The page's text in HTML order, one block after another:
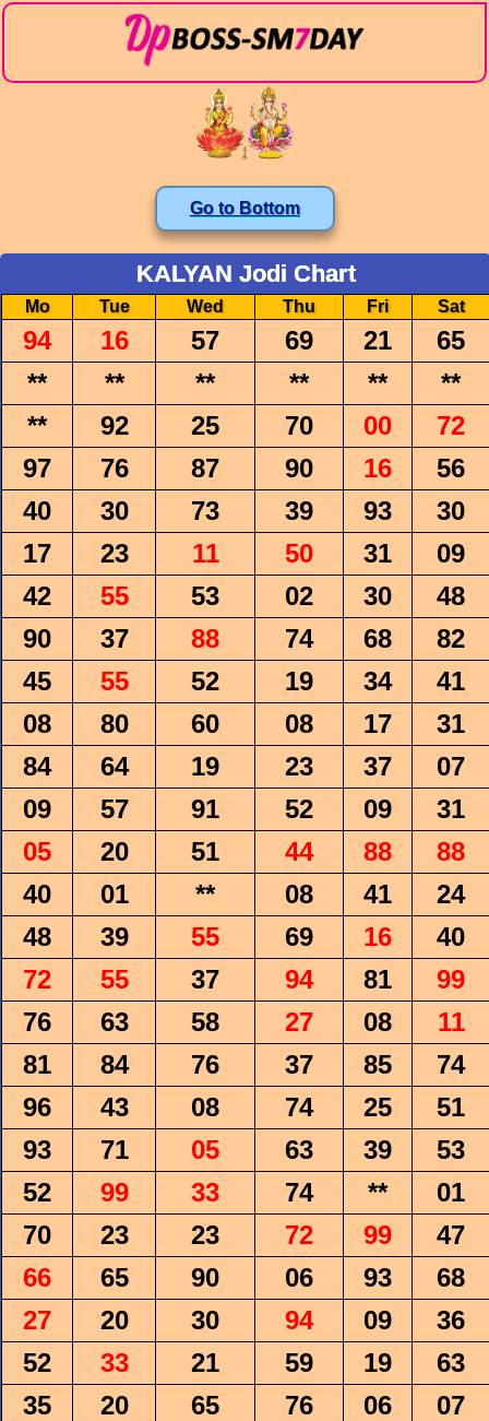
Go to Bottom
KALYAN Jodi Chart
Mo Tue Wed Thu Fri Sat
94 16 57 69 21
65
**
** ** ** **
**
**
92 25 70 00
72
97
76 87 90 16
56
40
30 73 39 93
30
17
23 11 50 31
09
42
55 53 02 30
48
90
37 88 74 68
82
45
55 52 19 34
41
08
80 60 08 17
31
84
64 19 23 37
07
09
57 91 52 09
31
05
20 51 44 88
88
40
01 ** 08 41
24
48
39 55 69 16
40
72
55 37 94 81
99
76
63 58 27 08
11
81
84 76 37 85
74
96
43 08 74 25
51
93
71 05 63 39
53
52
99 33 74 **
01
70
23 23 72 99
47
66
65 90 06 93
68
27
20 30 94 09
36
52
33 21 59 19
63
35
20 65 76 06
07